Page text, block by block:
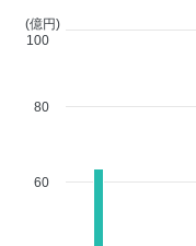
60
80
(億円)
100